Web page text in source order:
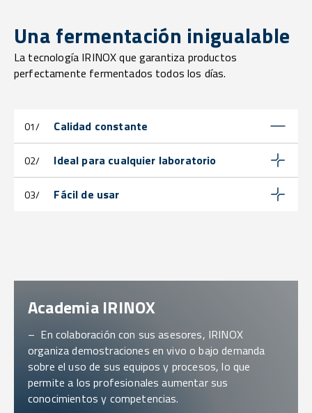
Una fermentación inigualable
La tecnología IRINOX que garantiza productos
perfectamente fermentados todos los días.
01/ Calidad constante
02/ Ideal para cualquier laboratorio
03/ Fácil de usar
Academia IRINOX
– En colaboración con sus asesores, IRINOX
organiza demostraciones en vivo o bajo demanda
sobre el uso de sus equipos y procesos, lo que
permite a los profesionales aumentar sus
conocimientos y competencias.